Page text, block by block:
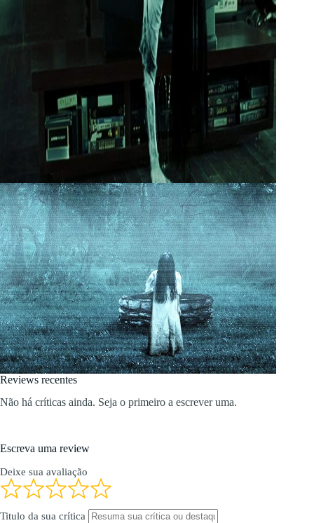
Reviews recentes
Não há críticas ainda. Seja o primeiro a escrever uma.
Escreva uma review
Deixe sua avaliação
Titulo da sua crítica